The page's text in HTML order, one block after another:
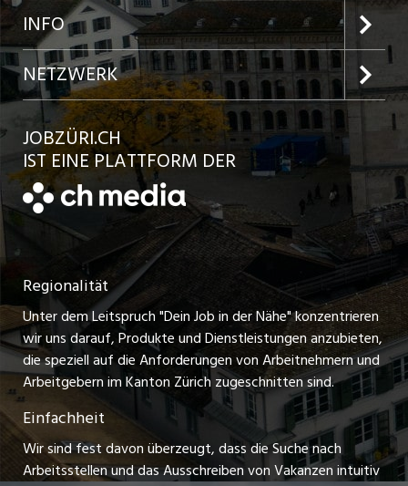
Jobs in der Stadt Zürich
Jobs in der Stadt Winterthur
Jobs in der Stadt Bülach
Jobs in der Stadt Uster
Jobs in der Stadt Horgen
Festanstellungen
Temporäre Jobs
Freelance Jobs
Praktikum-Jobs
Lehrstellen
Ferienjobs
Preise und Leistungen
Inserat aufgeben
Kundenlogin
Schnittstelle
INFO
Team
Ratgeber
AGB
Datenschutzerklärung
Nutzungsbedingungen
Impressum
Stellenmeldepflicht
NETZWERK
jobbasel.ch
jobbern.ch
jobmittelland.ch
zentraljob.ch
myjob.ch
schaffu.ch (VS)
ajourjob.ch
limmattalerzeitung.ch
JOBZÜRI.CH
IST EINE PLATTFORM DER
Regionalität
Unter dem Leitspruch "Dein Job in der Nähe" konzentrieren
wir uns darauf, Produkte und Dienstleistungen anzubieten,
die speziell auf die Anforderungen von Arbeitnehmern und
Arbeitgebern im Kanton Zürich zugeschnitten sind.
Einfachheit
Wir sind fest davon überzeugt, dass die Suche nach
Arbeitsstellen und das Ausschreiben von Vakanzen intuitiv